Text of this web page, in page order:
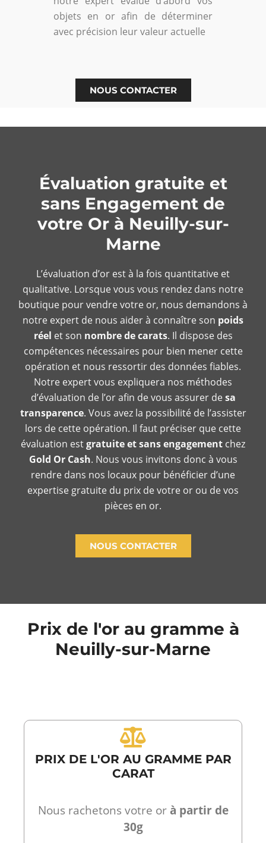
objets en or afin de déterminer
avec précision leur valeur actuelle
NOUS CONTACTER
Évaluation gratuite et
sans Engagement de
votre Or à Neuilly-sur-
Marne
L’évaluation d’or est à la fois quantitative et
qualitative. Lorsque vous vous rendez dans notre
boutique pour vendre votre or, nous demandons à
notre expert de nous aider à connaître son poids
réel et son nombre de carats. Il dispose des
compétences nécessaires pour bien mener cette
opération et nous ressortir des données fiables.
Notre expert vous expliquera nos méthodes
d’évaluation de l’or afin de vous assurer desa
transparence. Vous avez la possibilité de l’assister
lors de cette opération. Il faut préciser que cette
évaluation estgratuite et sans engagement chez
Gold Or Cash. Nous vous invitons donc à vous
rendre dans nos locaux pour bénéficier d’une
expertise gratuite du prix de votre or ou de vos
pièces en or.
NOUS CONTACTER
Prix de l'or au gramme à
Neuilly-sur-Marne
PRIX DE L'OR AU GRAMME PAR
CARAT
Nous rachetons votre orà partir de
30g